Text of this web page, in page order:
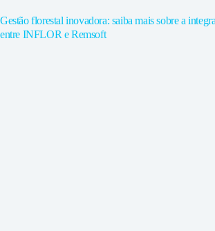
Gestão florestal inovadora: saiba mais sobre a
entre INFLOR e Remsoft